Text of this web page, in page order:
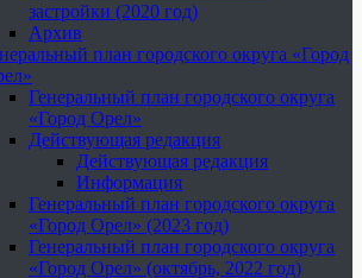
застройки (2020 год)
Архив
план городского округа «Город
Генеральный план городского округа
«Город Орел»
Действующая редакция
Действующая редакция
Информация
Генеральный план городского округа
«Город Орел» (2023 год)
Генеральный план городского округа
«Город Орел» (октябрь, 2022 год)